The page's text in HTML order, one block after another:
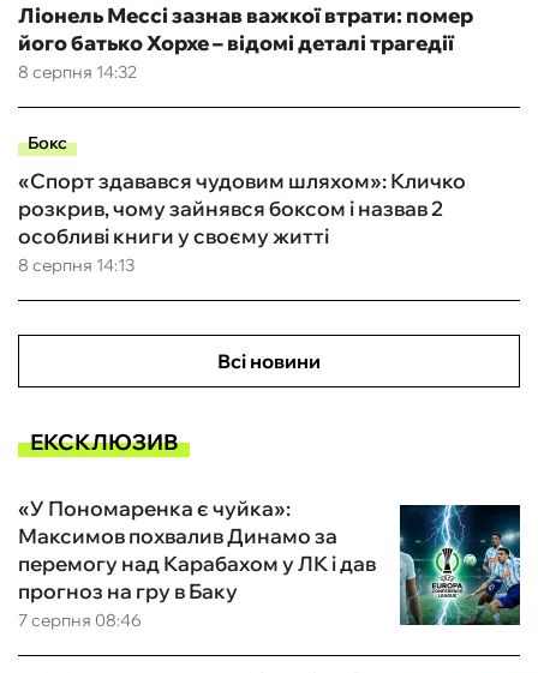
8 серпня 14:32
Ліонель Мессі зазнав важкої втрати: помер
його батько Хорхе – відомі деталі трагедії
Бокс
8 серпня 14:13
«Спорт здавався чудовим шляхом»: Кличко
розкрив, чому зайнявся боксом і назвав 2
особливі книги у своєму житті
Всі новини
ЕКСКЛЮЗИВ
7 серпня 08:46
«У Пономаренка є чуйка»:
Максимов похвалив Динамо за
перемогу над Карабахом у ЛК і дав
прогноз на гру в Баку